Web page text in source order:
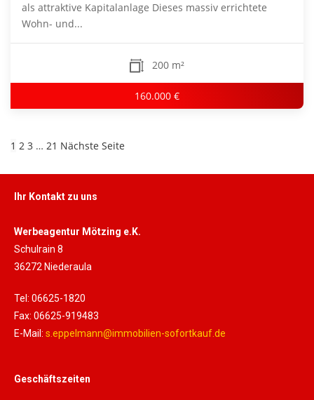
als attraktive Kapitalanlage Dieses massiv errichtete
Wohn- und...
200 m²
160.000 €
1 2 3 … 21 Nächste Seite
Ihr Kontakt zu uns
Werbeagentur Mötzing e.K.
Schulrain 8
36272 Niederaula
Tel: 06625-1820
Fax: 06625-919483
E-Mail: s.eppelmann@immobilien-sofortkauf.de
Geschäftszeiten